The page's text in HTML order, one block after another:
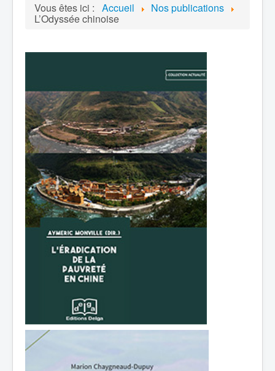
Vous êtes ici : Accueil Nos publications
L’Odyssée chinoise